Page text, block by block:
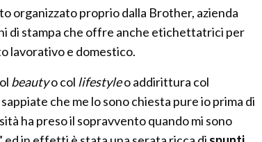
organizzato proprio dalla Brother, azienda
di stampa che offre anche etichettatrici per
lavorativo e domestico.
beautyo col lifestyleo addirittura col
che me lo sono chiesta pure io prima di
ha preso il sopravvento quando mi sono